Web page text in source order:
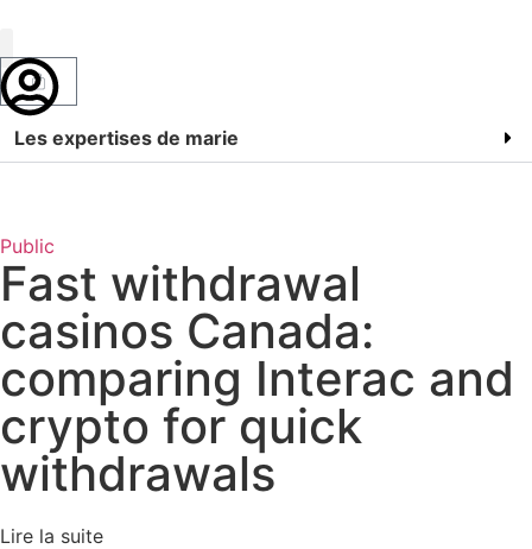
Les expertises de marie
Public
Fast withdrawal
casinos Canada:
comparing Interac and
crypto for quick
withdrawals
Lire la suite